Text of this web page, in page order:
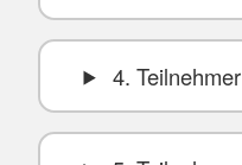
4. Teilnehmer